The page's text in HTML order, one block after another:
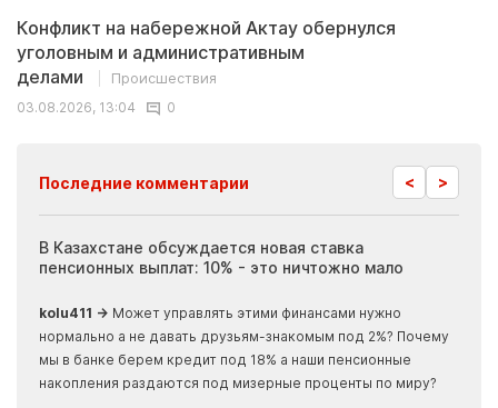
Конфликт на набережной Актау обернулся
уголовным и административным
делами
Происшествия
03.08.2026, 13:04
0
Последние комментарии < >
В Казахстане обсуждается новая ставка
пенсионных выплат: 10% - это ничтожно мало
kolu411 → Может управлять этими финансами нужно
нормально а не давать друзьям-знакомым под 2%? Почему
мы в банке берем кредит под 18% а наши пенсионные
накопления раздаются под мизерные проценты по миру?